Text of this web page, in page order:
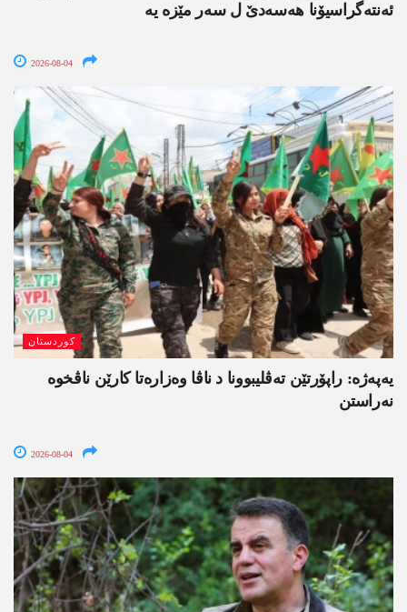
ئەنتەگراسیۆنا ھەسەدێ ل سەر مێزە یە
2026-08-04
کوردستان
یەپەژە: راپۆرتێن تەڤلیبوونا د ناڤا وەزارەتا کارێن ناڤخوە
نەراستن
2026-08-04